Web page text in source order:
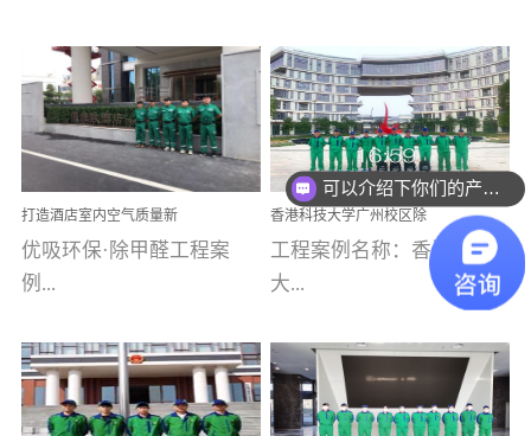
选择源头源材料、严控产
品质量，我们每一批的生
产产品都经过严格的质检
程序；生产车间为优吸总
部和全国分支机构生产光
触媒、净醛王、祛味剂等
优吸系列产品，保质保量
完成生产任务，确保全国
求。资质优势团队优势分
支优势优吸环保是一棵正
茁壮成长的树，只要我们
案例【深圳安居乐寓】室
内空气治理项目深圳安居
乐寓 深圳市安居乐寓
为深圳安居集团旗下城...
例(学校工装节选)广州南沙
小学(珠江湾校区)项目地
址：广州市南沙区海滨路
南沙珠江湾江门市蓬江区
禾...
打造酒店室内空气质量新
标杆——优吸环保·标杆之
作：东莞美豪雅致酒店室
内空气治理工程纪实
优吸环保·除甲醛工程案
例...
【东莞美豪雅致酒店】室
内空气治理项目东莞美豪
香港科技大学广州校区除
甲醛项目圆满完成
工程案例名称：香港科技
大...
学广州校区室内空气治
理 工程案例地址：广
可以介绍下你们的产品么